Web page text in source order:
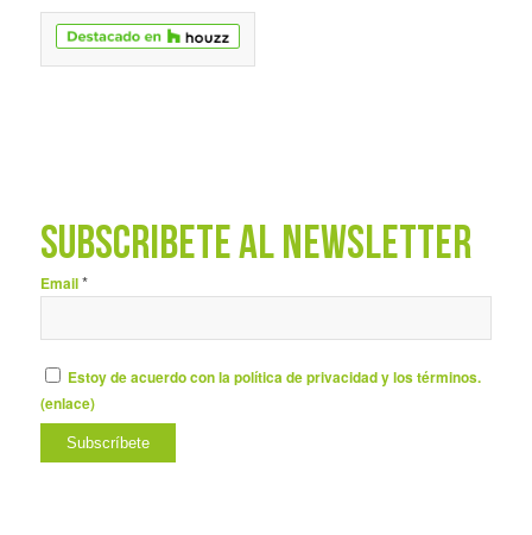
SUBSCRÍBETE AL NEWSLETTER
Email*
Estoy de acuerdo con la política de privacidad y los términos.
(enlace)